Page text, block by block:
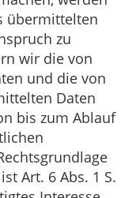
übermittelten
zu
wir die von
und die von
Daten
bis zum Ablauf
Art. 6 Abs. 1 S.